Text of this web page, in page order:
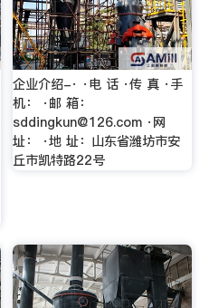
企业介绍-· ·电 话 ·传 真 ·手
机： ·邮 箱：
sddingkun@126.com ·网
址： ·地 址：山东省潍坊市安
丘市凯特路22号